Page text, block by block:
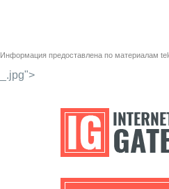
Информация предоставлена по материалам
_.jpg">